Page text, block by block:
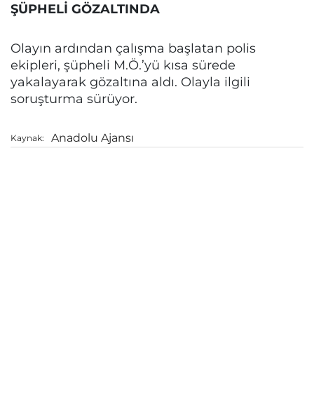
ŞÜPHELİ GÖZALTINDA
Olayın ardından çalışma başlatan polis
ekipleri, şüpheli M.Ö.’yü kısa sürede
yakalayarak gözaltına aldı. Olayla ilgili
soruşturma sürüyor.
Kaynak: Anadolu Ajansı